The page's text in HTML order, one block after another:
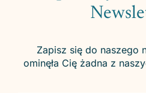
Zapisz się do naszego
ominęła Cię żadna z